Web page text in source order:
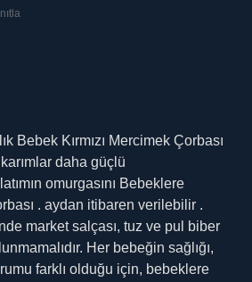
Bebek Kırmızı Mercimek Çorbası
daha güçlü
omurgasını Bebeklere
. aydan itibaren verilebilir .
market salçası, tuz ve pul biber
Her bebeğin sağlığı,
farklı olduğu için, bebeklere